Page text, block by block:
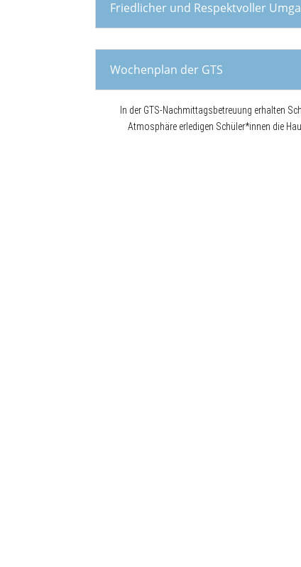
Friedlicher und Respektvoller
Wochenplan der GTS
In der GTS-Nachmittagsbetreuung erhalten
Atmosphäre erledigen Schüler*innen die